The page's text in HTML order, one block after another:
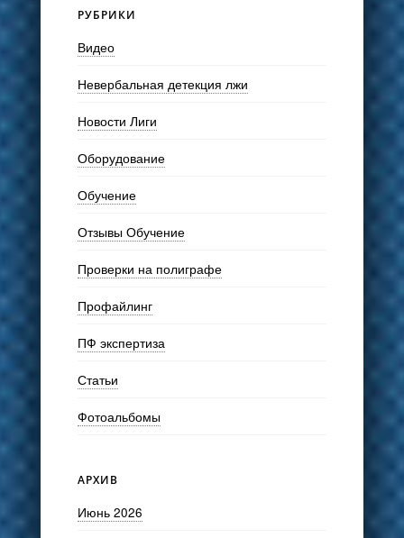
РУБРИКИ
Видео
Невербальная детекция лжи
Новости Лиги
Оборудование
Обучение
Отзывы Обучение
Проверки на полиграфе
Профайлинг
ПФ экспертиза
Статьи
Фотоальбомы
АРХИВ
Июнь 2026